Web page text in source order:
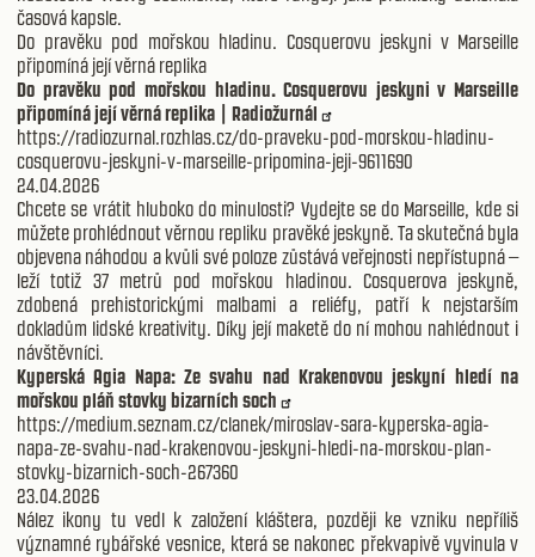
časová kapsle.
Do pravěku pod mořskou hladinu. Cosquerovu jeskyni v Marseille
připomíná její věrná replika
Do pravěku pod mořskou hladinu. Cosquerovu jeskyni v Marseille
připomíná její věrná replika | Radiožurnál
https://radiozurnal.rozhlas.cz/do-praveku-pod-morskou-hladinu-
cosquerovu-jeskyni-v-marseille-pripomina-jeji-9611690
24.04.2026
Chcete se vrátit hluboko do minulosti? Vydejte se do Marseille, kde si
můžete prohlédnout věrnou repliku pravěké jeskyně. Ta skutečná byla
objevena náhodou a kvůli své poloze zůstává veřejnosti nepřístupná –
leží totiž 37 metrů pod mořskou hladinou. Cosquerova jeskyně,
zdobená prehistorickými malbami a reliéfy, patří k nejstarším
dokladům lidské kreativity. Díky její maketě do ní mohou nahlédnout i
návštěvníci.
Kyperská Agia Napa: Ze svahu nad Krakenovou jeskyní hledí na
mořskou pláň stovky bizarních soch
https://medium.seznam.cz/clanek/miroslav-sara-kyperska-agia-
napa-ze-svahu-nad-krakenovou-jeskyni-hledi-na-morskou-plan-
stovky-bizarnich-soch-267360
23.04.2026
Nález ikony tu vedl k založení kláštera, později ke vzniku nepříliš
významné rybářské vesnice, která se nakonec překvapivě vyvinula v